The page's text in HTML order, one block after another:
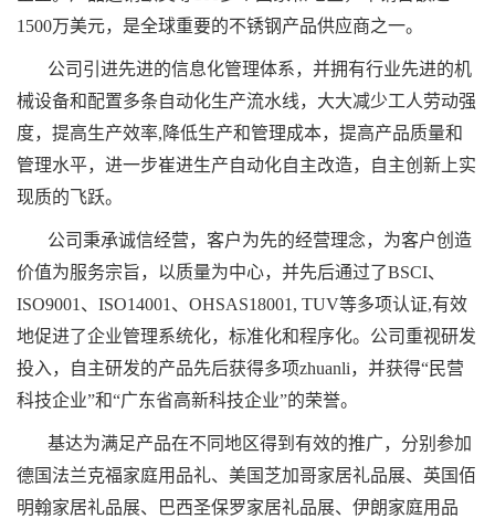
1500万美元，是全球重要的不锈钢产品供应商之一。
公司引进先进的信息化管理体系，并拥有行业先进的机
械设备和配置多条自动化生产流水线，大大减少工人劳动强
度，提高生产效率,降低生产和管理成本，提高产品质量和
管理水平，进一步崔进生产自动化自主改造，自主创新上实
现质的飞跃。
公司秉承诚信经营，客户为先的经营理念，为客户创造
价值为服务宗旨，以质量为中心，并先后通过了BSCI、
ISO9001、ISO14001、OHSAS18001, TUV等多项认证,有效
地促进了企业管理系统化，标准化和程序化。公司重视研发
投入，自主研发的产品先后获得多项zhuanli，并获得“民营
科技企业”和“广东省高新科技企业”的荣誉。
基达为满足产品在不同地区得到有效的推广，分别参加
德国法兰克福家庭用品礼、美国芝加哥家居礼品展、英国佰
明翰家居礼品展、巴西圣保罗家居礼品展、伊朗家庭用品